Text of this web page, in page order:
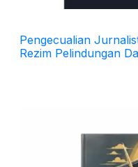
Pengecualian
Rezim Pelindungan